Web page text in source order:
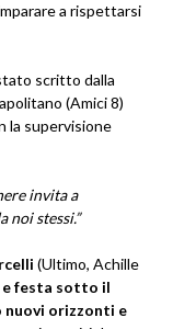
a rispettarsi
scritto dalla
(Amici 8)
la supervisione
invita a
stessi.”
(Ultimo, Achille
e festa sotto il
nuovi orizzonti e